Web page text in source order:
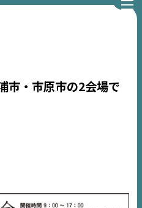
市・市原市の2会場で